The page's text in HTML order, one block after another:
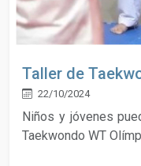
Taller de
22/10/2024
Niños y jóvenes
Taekwondo WT